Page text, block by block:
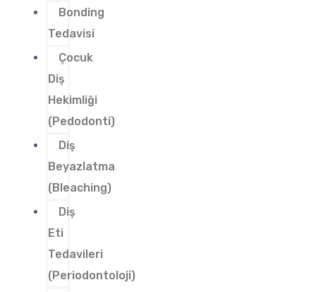
Bonding
Tedavisi
Çocuk
Diş
Hekimliği
(Pedodonti)
Diş
Beyazlatma
(Bleaching)
Diş
Eti
Tedavileri
(Periodontoloji)